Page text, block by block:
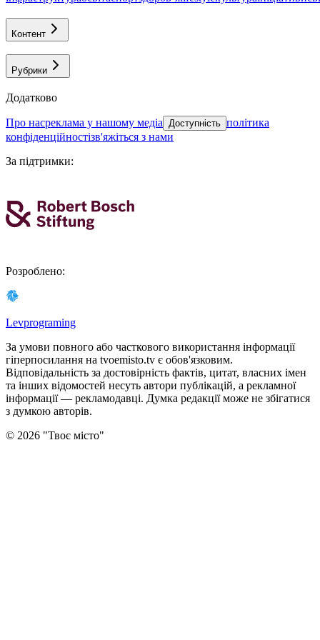
Контент
Рубрики
Додатково
про насреклама у нашому медіа Доступність політика
конфіденційностізв'яжіться з нами
За підтримки:
Розроблено:
Levprograming
За умови повного або часткового використання iнформацiї
гіперпосилання на tvoemisto.tv є обов'язковим.
Відповідальність за достовірність фактів, цитат, власних імен
та інших відомостей несуть автори публікацій, а рекламної
інформації — рекламодавці. Думка редакцiї може не збiгатися
з думкою авторiв.
© 2026 "Твоє місто"